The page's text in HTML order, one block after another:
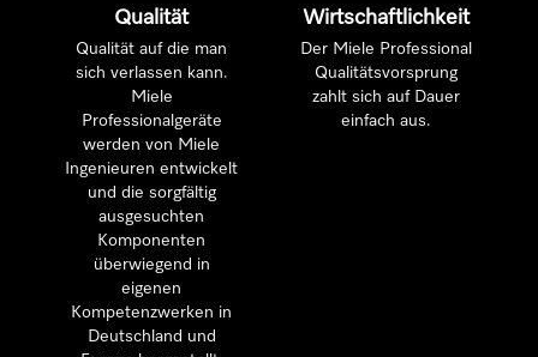
Qualität
Qualität auf die man
sich verlassen kann.
Miele
Professionalgeräte
werden von Miele
Ingenieuren entwickelt
und die sorgfältig
ausgesuchten
Komponenten
überwiegend in
eigenen
Kompetenzwerken in
Deutschland und
Wirtschaftlichkeit
Der Miele Professional
Qualitätsvorsprung
zahlt sich auf Dauer
einfach aus.